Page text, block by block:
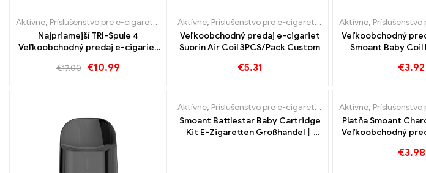
Aktívne, Príslušenstvo pre e-cigarety ,
Výparník
Najpriamejší TRI-Spule 4
Veľkoobchodný predaj e-cigariet
€17.00 €10.99
Aktívne, Príslušenstvo pre e-cigarety ,
Výparník
Veľkoobchodný predaj e-cigariet
Suorin Air Coil 3PCS/Pack Custom
€5.31
Aktívne, Príslušenstvo
Veľkoobchodný
Smoant Baby Coil
€3.92
Aktívne, Príslušenstvo pre e-cigarety ,
Výparník
Smoant Battlestar Baby Cartridge
Kit E-Zigaretten Großhandel丨
Aktívne, Príslušenstvo
Platňa Smoant
Veľkoobchodný
€3.98